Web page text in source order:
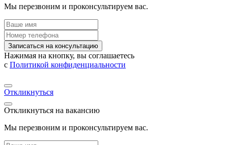
Мы перезвоним и проконсультируем вас.
Записаться на консультацию
Нажимая на кнопку, вы соглашаетесь
с Политикой конфиденциальности
Откликнуться
Откликнуться на вакансию
Мы перезвоним и проконсультируем вас.